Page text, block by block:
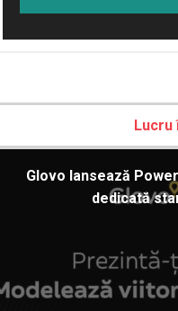
Lucru
Glovo lansează
dedicată